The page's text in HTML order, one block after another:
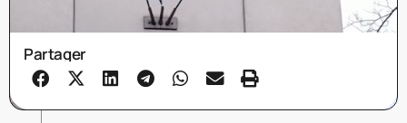
Partager